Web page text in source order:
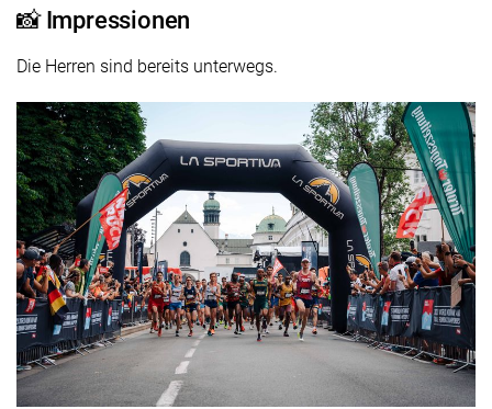
📸 Impressionen
Die Herren sind bereits unterwegs.